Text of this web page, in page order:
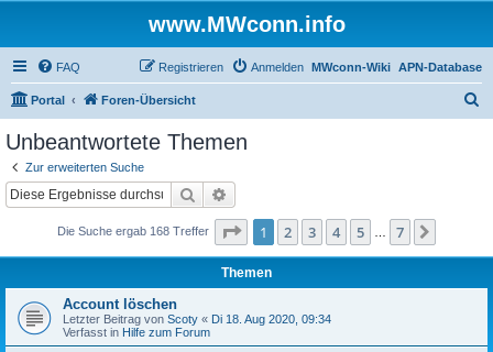
www.MWconn.info
FAQ APN-Database
MWconn-Wiki
Anmelden
Registrieren
Portal Foren-Übersicht
Unbeantwortete Themen
Zur erweiterten Suche
Suche
Die Suche ergab 168 Treffer Seite 1von
1 2 3 4 5 7
Themen
Account löschen
Letzter Beitrag von Scoty « Di 18. Aug 2020, 09:34
Verfasst in Hilfe zum Forum